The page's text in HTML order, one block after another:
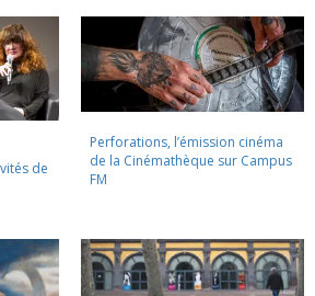
de
Perforations, l’émission cinéma
de la Cinémathèque sur Campus
FM